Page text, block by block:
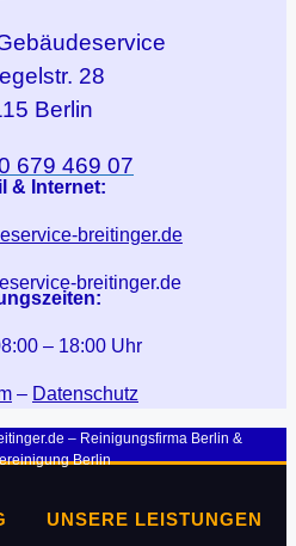
28
Berlin
679 469 07
& Internet:
breitinger.de
breitinger.de
– 18:00 Uhr
– Datenschutz
– Reinigungsfirma Berlin &
Berlin
UNSERE LEISTUNGEN